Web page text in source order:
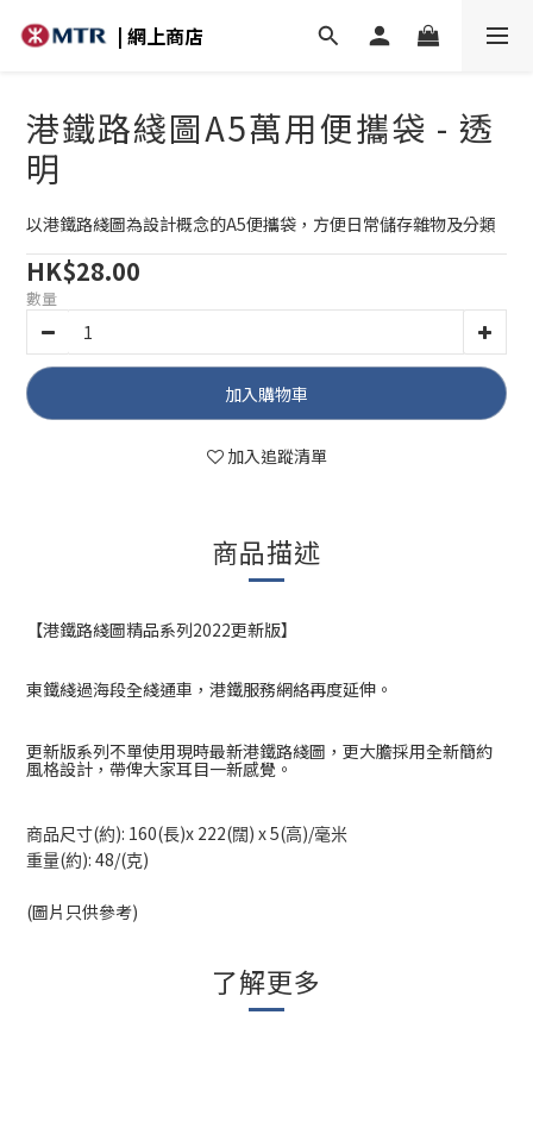
| 網上商店
港鐵路綫圖A5萬用便攜袋 - 透
明
以港鐵路綫圖為設計概念的A5便攜袋，方便日常儲存雜物及分類
HK$28.00
數量
加入購物車
加入追蹤清單
商品描述
【港鐵路綫圖精品系列2022更新版】
東鐵綫過海段全綫通車，港鐵服務網絡再度延伸。
更新版系列不單使用現時最新港鐵路綫圖，更大膽採用全新簡約
風格設計，帶俾大家耳目一新感覺。
商品尺寸(約): 160(長)x 222(闊 ) x 5(高)/毫米
重量(約): 48/(克)
(圖片只供參考)
了解更多